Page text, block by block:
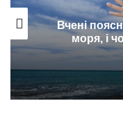
Вчені
моря, і